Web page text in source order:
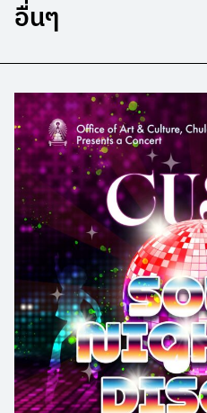
อื่นๆ